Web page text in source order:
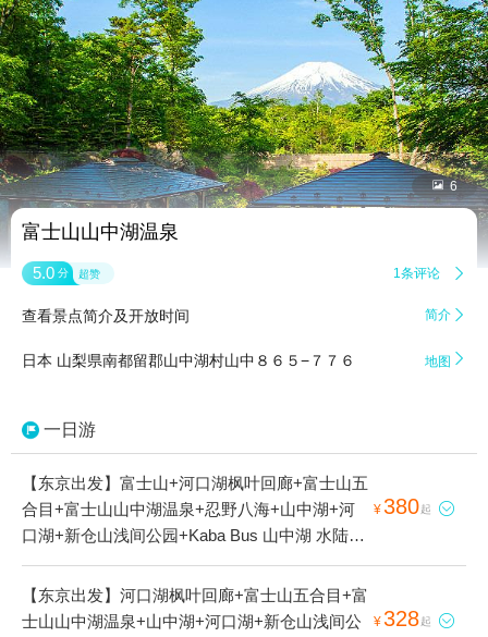
 6
富士山山中湖温泉
5.0 分 超赞 1条评论 
查看景点简介及开放时间 简介 
日本 山梨県南都留郡山中湖村山中８６５−７７６ ‎ 地图 
一日游
【东京出发】富士山+河口湖枫叶回廊+富士山五
合目+富士山山中湖温泉+忍野八海+山中湖+河
口湖+新仓山浅间公园+Kaba Bus 山中湖 水陆两
用巴士+富士市本地玩乐+精进湖1日游
¥380起 
【东京出发】河口湖枫叶回廊+富士山五合目+富
士山山中湖温泉+山中湖+河口湖+新仓山浅间公
¥328起 
